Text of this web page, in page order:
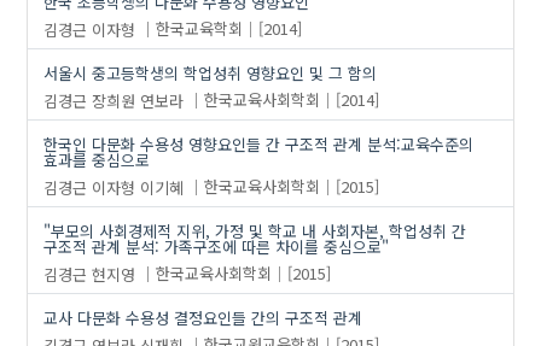
김경근 이자형 한국교육학회
[2014]
서울시 중고등학생의 학업성취 영향요인 및 그 함의
김경근 장희원 연보라 한국교육사회학회
[2014]
한국인 다문화 수용성 영향요인들 간 구조적 관계 분석:교육수준의
효과를 중심으로
김경근 이자형 이기혜 한국교육사회학회
[2015]
"부모의 사회경제적 지위, 가정 및 학교 내 사회자본, 학업성취 간
구조적 관계 분석: 가족구조에 따른 차이를 중심으로"
김경근 현지영 한국교육사회학회
[2015]
교사 다문화 수용성 결정요인들 간의 구조적 관계